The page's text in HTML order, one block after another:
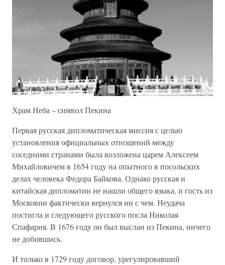
Храм Неба – символ Пекина
Первая русская дипломатическая миссия с целью
установления официальных отношений между
соседними странами была возложена царем Алексеем
Михайловичем в 1654 году на опытного в посольских
делах человека Федора Байкова. Однако русская и
китайская дипломатии не нашли общего языка, и гость из
Московии фактически вернулся ни с чем. Неудача
постигла и следующего русского посла Николая
Спафария. В 1676 году он был выслан из Пекина, ничего
не добившись.
И только в 1729 году договор, урегулировавший